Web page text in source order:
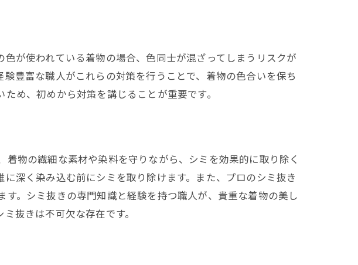
が使われている着物の場合、色同士が混ざってしまうリスクが
豊富な職人がこれらの対策を行うことで、着物の色合いを保ち
め、初めから対策を講じることが重要です。
物の繊細な素材や染料を守りながら、シミを効果的に取り除く
深く染み込む前にシミを取り除けます。また、プロのシミ抜き
。シミ抜きの専門知識と経験を持つ職人が、貴重な着物の美し
抜きは不可欠な存在です。